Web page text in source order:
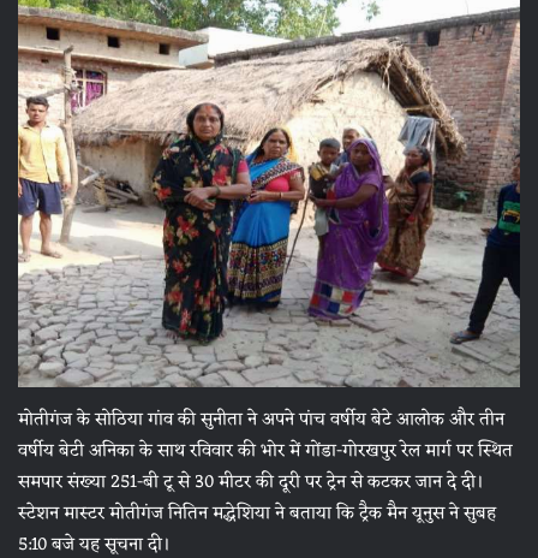
मोतीगंज के सोठिया गांव की सुनीता ने अपने पांच वर्षीय बेटे आलोक और तीन
वर्षीय बेटी अनिका के साथ रविवार की भोर में गोंडा-गोरखपुर रेल मार्ग पर स्थित
समपार संख्या 251-बी टू से 30 मीटर की दूरी पर ट्रेन से कटकर जान दे दी।
स्टेशन मास्टर मोतीगंज नितिन मद्धेशिया ने बताया कि ट्रैक मैन यूनुस ने सुबह
5:10 बजे यह सूचना दी।